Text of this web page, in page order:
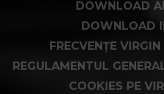
DOWNLOAD
DOWNLOAD
FRECVENȚE
REGULAMENTUL
COOKIES PE